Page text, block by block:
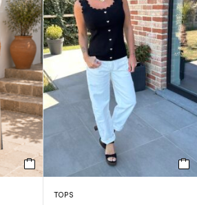
TOPS